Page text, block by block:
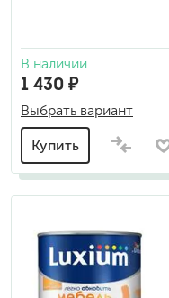
В наличии
1 430 ₽
Выбрать вариант
Купить